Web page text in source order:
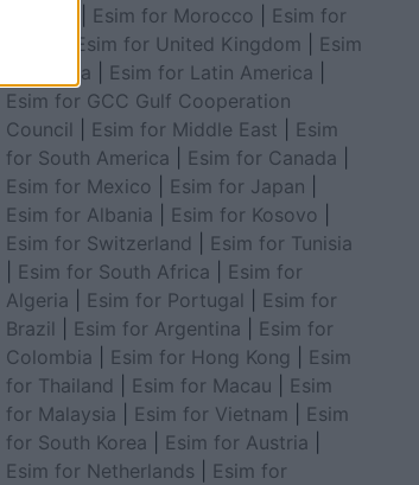
Esim for Morocco
Esim for
Esim for United Kingdom
Esim
for Africa
Esim for Latin America
Esim for GCC Gulf Cooperation
Council
Esim for Middle East
Esim
for South America
Esim for Canada
Esim for Mexico
Esim for Japan
Esim for Albania
Esim for Kosovo
Esim for Switzerland
Esim for Tunisia
Esim for South Africa
Esim for
Algeria
Esim for Portugal
Esim for
Brazil
Esim for Argentina
Esim for
Colombia
Esim for Hong Kong
Esim
for Thailand
Esim for Macau
Esim
for Malaysia
Esim for Vietnam
Esim
for South Korea
Esim for Austria
Esim for Netherlands
Esim for